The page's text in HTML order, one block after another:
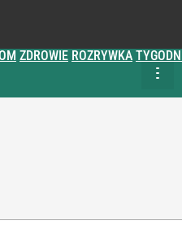
ZDROWIE ROZRYWKA